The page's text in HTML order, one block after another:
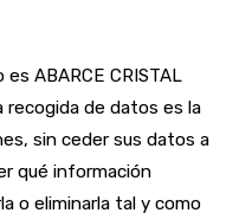
ABARCE CRISTAL
recogida de datos es la
sin ceder sus datos a
qué información
o eliminarla tal y como